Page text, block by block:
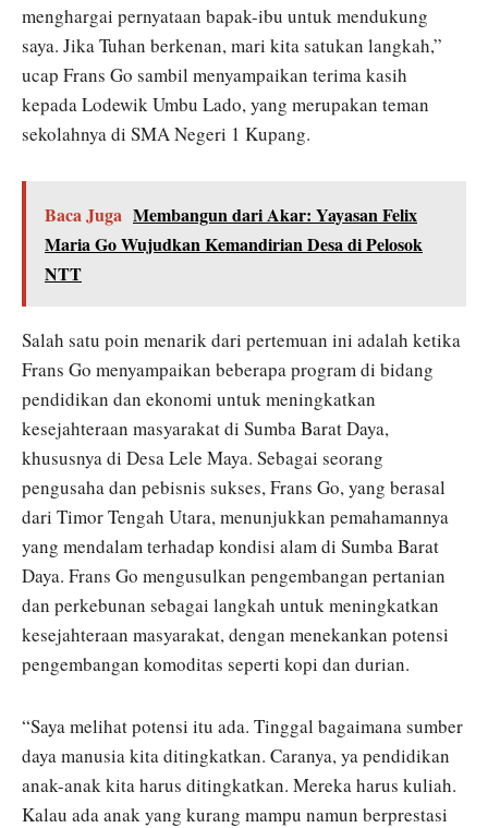
menghargai pernyataan bapak-ibu untuk mendukung
saya. Jika Tuhan berkenan, mari kita satukan langkah,”
ucap Frans Go sambil menyampaikan terima kasih
kepada Lodewik Umbu Lado, yang merupakan teman
sekolahnya di SMA Negeri 1 Kupang.
Baca Juga Membangun dari Akar: Yayasan Felix
Maria Go Wujudkan Kemandirian Desa di Pelosok
NTT
Salah satu poin menarik dari pertemuan ini adalah ketika
Frans Go menyampaikan beberapa program di bidang
pendidikan dan ekonomi untuk meningkatkan
kesejahteraan masyarakat di Sumba Barat Daya,
khususnya di Desa Lele Maya. Sebagai seorang
pengusaha dan pebisnis sukses, Frans Go, yang berasal
dari Timor Tengah Utara, menunjukkan pemahamannya
yang mendalam terhadap kondisi alam di Sumba Barat
Daya. Frans Go mengusulkan pengembangan pertanian
dan perkebunan sebagai langkah untuk meningkatkan
kesejahteraan masyarakat, dengan menekankan potensi
pengembangan komoditas seperti kopi dan durian.
“Saya melihat potensi itu ada. Tinggal bagaimana sumber
daya manusia kita ditingkatkan. Caranya, ya pendidikan
anak-anak kita harus ditingkatkan. Mereka harus kuliah.
Kalau ada anak yang kurang mampu namun berprestasi